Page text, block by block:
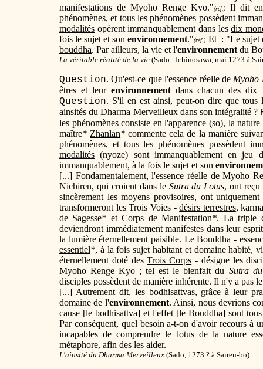
manifestations de Myoho Renge Kyo."(réf.)Il dit
phénomènes, et tous les phénomènes possèdent
modalités opèrent immanquablement dans lesdix
fois le sujet et sonenvironnement."(réf.) Et : "Le sujet
bouddha. Par ailleurs, la vie et l'environnement du
La véritable réalité de la vie (Sado - Ichinosawa, mai 1273 à
Question. Qu'est-ce que l'essence réelle de Myoho
êtres et leurenvironnement dans chacun desdix
Question. S'il en est ainsi, peut-on dire que tous
ainsités duDharma Merveilleuxdans son intégralité ?
les phénomènes consiste en l'apparence (so), la
maître* Zhanlan* commente cela de la manière
phénomènes, et tous les phénomènes possèdent
modalités (nyoze) sont immanquablement en jeu
immanquablement, à la fois le sujet et son
[...] Fondamentalement, l'essence réelle de Myoho
Nichiren, qui croient dans le Sutra du Lotus, ont reçu
sincèrement lesmoyens provisoires, ont
transformeront les Trois Voies -désirs terrestres,
de Sagesse* etCorps de Manifestation*. Latriple
deviendront immédiatement manifestes dans leur
la lumière éternellement paisible. Le Bouddha -
essentiel*, à la fois sujet habitant et domaine habité,
éternellement doté desTrois Corps - désigne les
Myoho Renge Kyo ; tel est lebienfait du Sutra
disciples possèdent de manière inhérente. Il n'y a pas
[...] Autrement dit, les bodhisattvas, grâce à leur
domaine de l'environnement. Ainsi, nous devrions
cause [le bodhisattva] et l'effet [le Bouddha] sont
Par conséquent, quel besoin a-t-on d'avoir recours à
incapables de comprendre le lotus de la nature
métaphore, afin des les aider.
L'ainsité du Dharma Merveilleux (Sado, 1273 ? à Sairen-bo)